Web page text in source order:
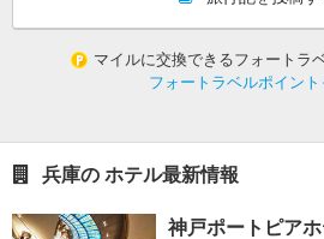
マイルに交換できるフォートラ
フォートラベルポイント
兵庫の ホテル最新情報
神戸ポートピア